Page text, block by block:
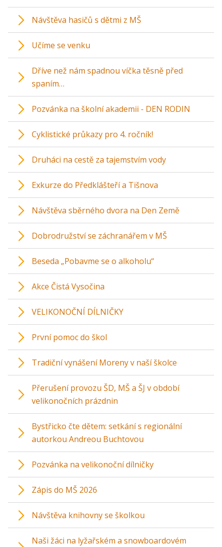
Návštěva hasičů s dětmi z MŠ
Učíme se venku
Dříve než nám spadnou víčka těsně před
spaním…
Pozvánka na školní akademii - DEN RODIN
Cyklistické průkazy pro 4. ročník!
Druháci na cestě za tajemstvím vody
Exkurze do Předklášteří a Tišnova
Návštěva sběrného dvora na Den Země
Dobrodružství se záchranářem v MŠ
Beseda „Pobavme se o alkoholu“
Akce Čistá Vysočina
VELIKONOČNÍ DÍLNIČKY
První pomoc do škol
Tradiční vynášení Moreny v naší školce
Přerušení provozu ŠD, MŠ a ŠJ v období
velikonočních prázdnin
Bystřicko čte dětem: setkání s regionální
autorkou Andreou Buchtovou
Pozvánka na velikonoční dílničky
Zápis do MŠ 2026
Návštěva knihovny se školkou
Naši žáci na lyžařském a snowboardovém